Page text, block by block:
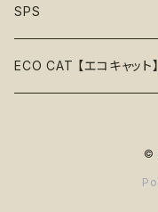
音鳴るおもちゃ
音鳴らないおもちゃ
リボン
バンダナ
スリーブレス・ノースリーブ
リード穴付き
ウォーターボウル
ハーネス
首輪
ハーネス
Organic〖オーガニック〗
Vegan〖ヴィーガン〗
Alqo Wasi
Animals in Charge
SPS
ECO CAT 【エコキャット】
©